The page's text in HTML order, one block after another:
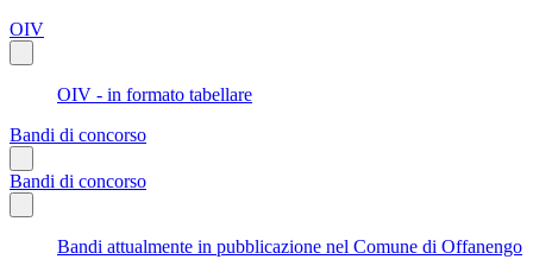
OIV
OIV - in formato tabellare
Bandi di concorso
Bandi di concorso
Bandi attualmente in pubblicazione nel Comune di Offanengo